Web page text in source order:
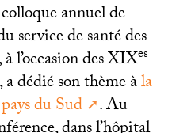
annuel de
service de santé des
l’occasion desXIXes
dédié son thème àla
du Sud
. Au